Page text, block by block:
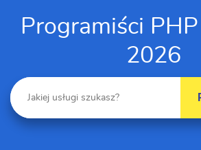
Programiści
2026